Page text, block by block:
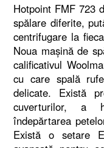
Hotpoint FMF 723
spălare diferite,
centrifugare la
Noua maşină de
calificativul
cu care spală
delicate. Există
cuverturilor, a
îndepărtarea
Există o setare